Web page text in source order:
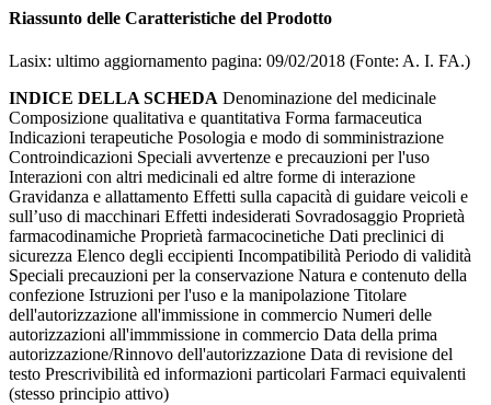
Riassunto delle Caratteristiche del Prodotto
Lasix: ultimo aggiornamento pagina: 09/02/2018 (Fonte: A. I. FA.)
INDICE DELLA SCHEDA Denominazione del medicinale
Composizione qualitativa e quantitativa Forma farmaceutica
Indicazioni terapeutiche Posologia e modo di somministrazione
Controindicazioni Speciali avvertenze e precauzioni per l'uso
Interazioni con altri medicinali ed altre forme di interazione
Gravidanza e allattamento Effetti sulla capacità di guidare veicoli e
sull’uso di macchinari Effetti indesiderati Sovradosaggio Proprietà
farmacodinamiche Proprietà farmacocinetiche Dati preclinici di
sicurezza Elenco degli eccipienti Incompatibilità Periodo di validità
Speciali precauzioni per la conservazione Natura e contenuto della
confezione Istruzioni per l'uso e la manipolazione Titolare
dell'autorizzazione all'immissione in commercio Numeri delle
autorizzazioni all'immmissione in commercio Data della prima
autorizzazione/Rinnovo dell'autorizzazione Data di revisione del
testo Prescrivibilità ed informazioni particolari Farmaci equivalenti
(stesso principio attivo)